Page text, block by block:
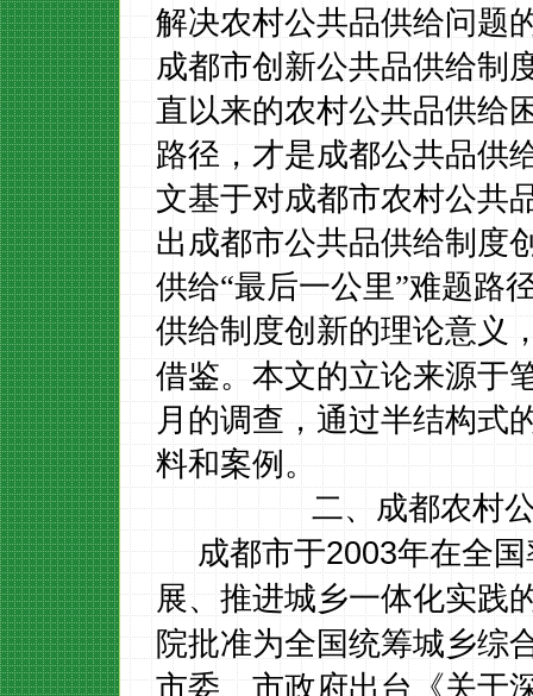
解决农村公共品供给问题
成都市创新公共品供给制
直以来的农村公共品供给
路径，才是成都公共品供
文基于对成都市农村公共
出成都市公共品供给制度
供给“最后一公里”难题路
供给制度创新的理论意义
借鉴。本文的立论来源于
月的调查，通过半结构式
料和案例。
二、成都农村
成都市于2003年在全
展、推进城乡一体化实践
院批准为全国统筹城乡综
市委、市政府出台《关于